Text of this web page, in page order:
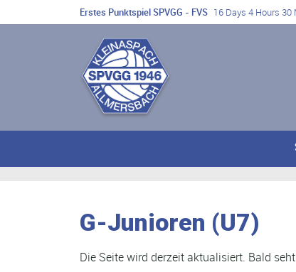
Erstes Punktspiel SPVGG - FVS 16 Days 4 Hours
G-Junioren (U7)
Die Seite wird derzeit aktualisiert. Bald